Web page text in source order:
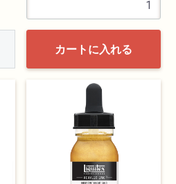
カートに入れる